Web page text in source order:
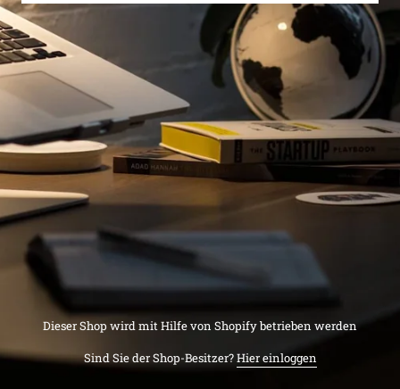
Dieser Shop wird mit Hilfe von Shopify betrieben werden
Sind Sie der Shop-Besitzer?Hier einloggen